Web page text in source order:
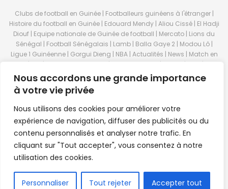
Nous accordons une grande importance
à votre vie privée
Nous utilisons des cookies pour améliorer votre
expérience de navigation, diffuser des publicités ou du
contenu personnalisés et analyser notre trafic. En
cliquant sur "Tout accepter", vous consentez à notre
utilisation des cookies.
Personnaliser Tout rejeter Accepter tout
Clubs de football en Guinée | Footballeurs guinéens à l'étranger |
Histoire du football en Guinée | Edouard Mendy | Aliou Cissé | El Hadji
Diouf | Equipe nationale de Guinée de football | Mercato | Lions du
Sénégal | Football Sénégalais | Lamb | Balla Gaye 2 | Modou Lô |
Ligue 1 Guinéenne | Gorgui Dieng | NBA | Actualités | News | Match en
direct | But | Actualité au Guinée | Premier League | Ligue 1 | Liga | Serie
A | LSFP | Conakry | Guinée | Sport Guineen | Basket Guineens | Foot
Guineen | Handball Guinee | Match Guinee | Championnat Guinée |
Stade du 28 septembre | Coupe d'Afrique des nations de football |
Equipe de Guinee| Equipe national de Guinée | Senegal Equipe |
Guinée | Le Senegal | Dakar | Coupe de Guinée | Stade du 28
septembre | Foot Club | Sport Guinee | Sport Senegal | Paris Foot |
Sport en direct | Boxe | Sénégal Dakar | La Guinée | Live Sport | RTG |
Guinee en direct | Foot en direct | Foot direct | Eurosports | Football
direct | Vidéo | Télécharger Africasport | Clubs de football guinéens |
magazine theme byConfordev.
FR